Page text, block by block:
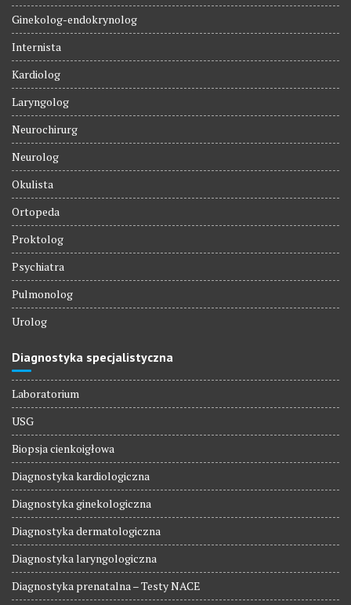
Ginekolog-endokrynolog
Internista
Kardiolog
Laryngolog
Neurochirurg
Neurolog
Okulista
Ortopeda
Proktolog
Psychiatra
Pulmonolog
Urolog
Diagnostyka specjalistyczna
Laboratorium
USG
Biopsja cienkoigłowa
Diagnostyka kardiologiczna
Diagnostyka ginekologiczna
Diagnostyka dermatologiczna
Diagnostyka laryngologiczna
Diagnostyka prenatalna – Testy NACE